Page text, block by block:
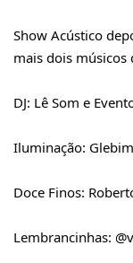
Show Acústico
mais dois músicos
DJ: Lê Som e
Iluminação:
Doce Finos:
Lembrancinhas: